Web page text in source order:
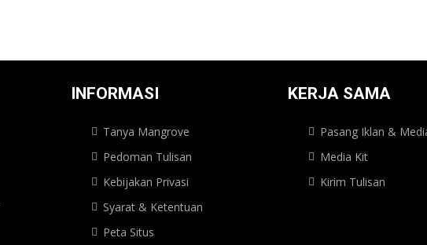
INFORMASI
Tanya Mangrove
Pedoman Tulisan
Kebijakan Privasi
Syarat & Ketentuan
Peta Situs
KERJA SAMA
Pasang Iklan &
Media Kit
Kirim Tulisan